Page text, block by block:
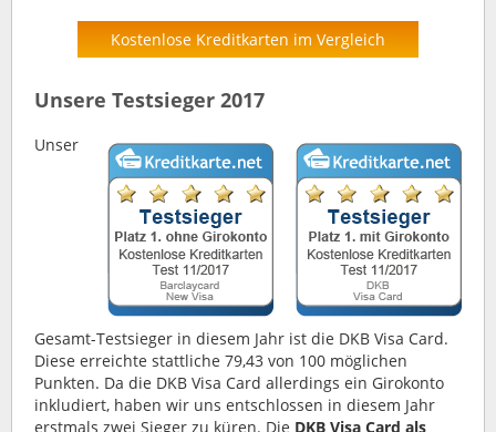
Kostenlose Kreditkarten im Vergleich
Unsere Testsieger 2017
Unser
Gesamt-Testsieger in diesem Jahr ist die DKB Visa Card.
Diese erreichte stattliche 79,43 von 100 möglichen
Punkten. Da die DKB Visa Card allerdings ein Girokonto
inkludiert, haben wir uns entschlossen in diesem Jahr
erstmals zwei Sieger zu küren. Die DKB Visa Card als